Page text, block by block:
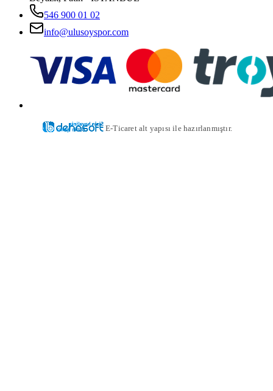
546 900 01 02
info@ulusoyspor.com
E-Ticaret alt yapısı ile hazırlanmıştır.